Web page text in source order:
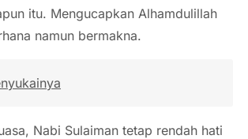
itu. Mengucapkan Alhamdulillah
namun bermakna.
Nabi Sulaiman tetap rendah hati